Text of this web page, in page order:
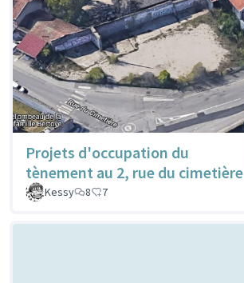
Projets d'occupation du
tènement au 2, rue du cimetière
Kessy
8 7